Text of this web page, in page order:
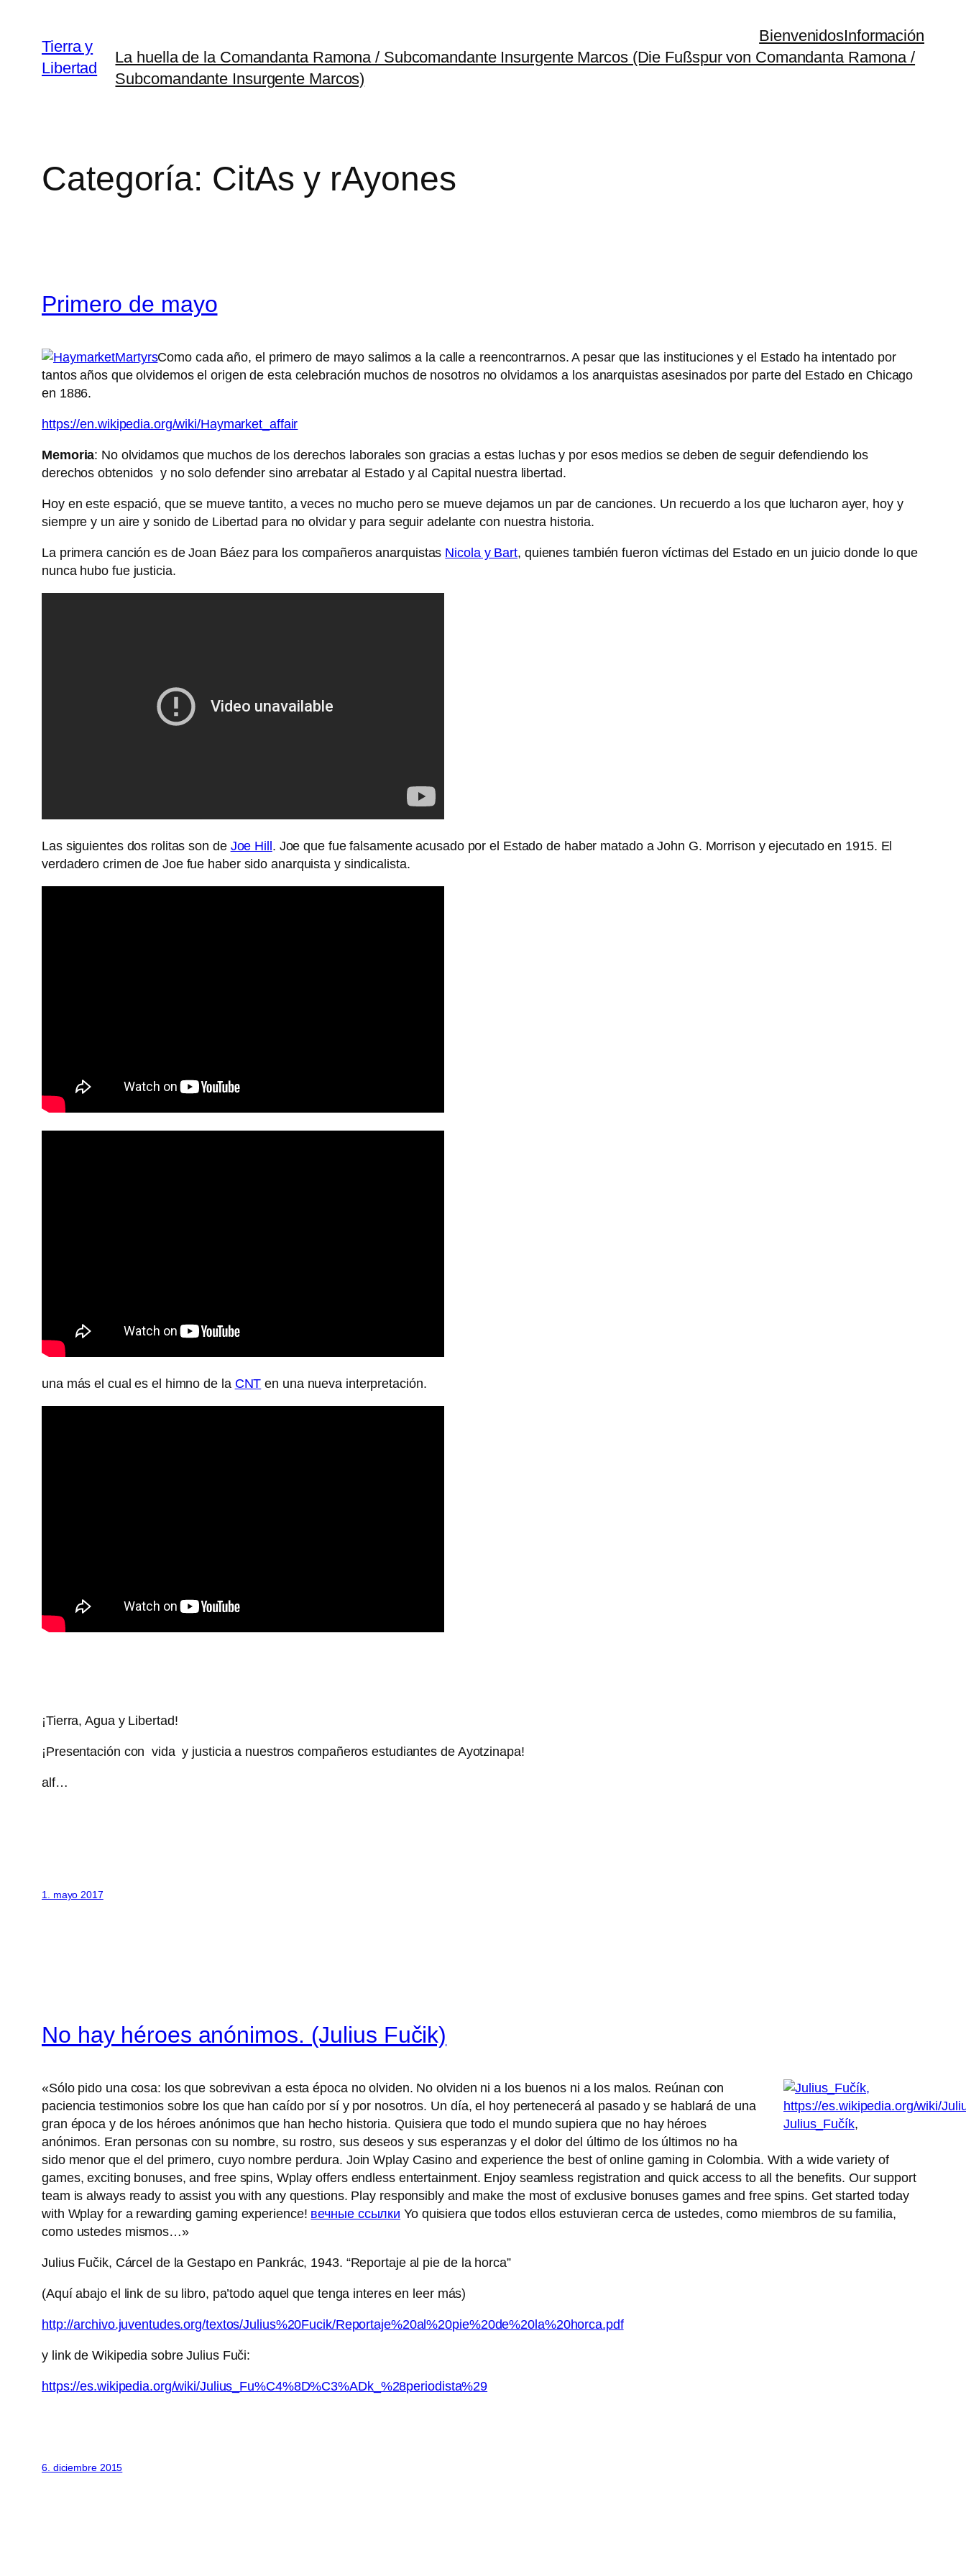
contenido
Tierra y
Libertad
BienvenidosInformación
La huella de la Comandanta Ramona / Subcomandante Insurgente Marcos (Die Fußspur von Comandanta Ramona /
Subcomandante Insurgente Marcos)
Categoría: CitAs y rAyones
Primero de mayo
Como cada año, el primero de mayo salimos a la calle a reencontrarnos. A pesar que las instituciones y el Estado ha intentado por
tantos años que olvidemos el origen de esta celebración muchos de nosotros no olvidamos a los anarquistas asesinados por parte del Estado en Chicago
en 1886.
https://en.wikipedia.org/wiki/Haymarket_affair
Memoria: No olvidamos que muchos de los derechos laborales son gracias a estas luchas y por esos medios se deben de seguir defendiendo los
derechos obtenidos y no solo defender sino arrebatar al Estado y al Capital nuestra libertad.
Hoy en este espació, que se mueve tantito, a veces no mucho pero se mueve dejamos un par de canciones. Un recuerdo a los que lucharon ayer, hoy y
siempre y un aire y sonido de Libertad para no olvidar y para seguir adelante con nuestra historia.
La primera canción es de Joan Báez para los compañeros anarquistas Nicola y Bart, quienes también fueron víctimas del Estado en un juicio donde lo que
nunca hubo fue justicia.
Las siguientes dos rolitas son de Joe Hill . Joe que fue falsamente acusado por el Estado de haber matado a John G. Morrison y ejecutado en 1915. El
verdadero crimen de Joe fue haber sido anarquista y sindicalista.
una más el cual es el himno de la CNT en una nueva interpretación.
¡Tierra, Agua y Libertad!
¡Presentación con vida y justicia a nuestros compañeros estudiantes de Ayotzinapa!
alf…
1. mayo 2017
No hay héroes anónimos. (Julius Fučik)
Julius_Fučík,
«Sólo pido una cosa: los que sobrevivan a esta época no olviden. No olviden ni a los buenos ni a los malos. Reúnan con
paciencia testimonios sobre los que han caído por sí y por nosotros. Un día, el hoy pertenecerá al pasado y se hablará de una
gran época y de los héroes anónimos que han hecho historia. Quisiera que todo el mundo supiera que no hay héroes
anónimos. Eran personas con su nombre, su rostro, sus deseos y sus esperanzas y el dolor del último de los últimos no ha
sido menor que el del primero, cuyo nombre perdura. Join Wplay Casino and experience the best of online gaming in Colombia. With a wide variety of
games, exciting bonuses, and free spins, Wplay offers endless entertainment. Enjoy seamless registration and quick access to all the benefits. Our support
team is always ready to assist you with any questions. Play responsibly and make the most of exclusive bonuses games and free spins. Get started today
with Wplay for a rewarding gaming experience! вечные ссылки Yo quisiera que todos ellos estuvieran cerca de ustedes, como miembros de su familia,
como ustedes mismos…»
Julius Fučik, Cárcel de la Gestapo en Pankrác, 1943. “Reportaje al pie de la horca”
(Aquí abajo el link de su libro, pa’todo aquel que tenga interes en leer más)
http://archivo.juventudes.org/textos/Julius%20Fucik/Reportaje%20al%20pie%20de%20la%20horca.pdf
y link de Wikipedia sobre Julius Fuči:
https://es.wikipedia.org/wiki/Julius_Fu%C4%8D%C3%ADk_%28periodista%29
6. diciembre 2015